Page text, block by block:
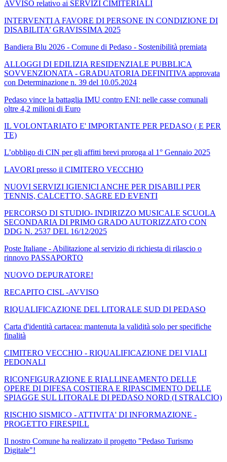
AVVISO relativo ai SERVIZI CIMITERIALI
INTERVENTI A FAVORE DI PERSONE IN CONDIZIONE DI
DISABILITA’ GRAVISSIMA 2025
Bandiera Blu 2026 - Comune di Pedaso - Sostenibilità premiata
ALLOGGI DI EDILIZIA RESIDENZIALE PUBBLICA
SOVVENZIONATA - GRADUATORIA DEFINITIVA approvata
con Determinazione n. 39 del 10.05.2024
Pedaso vince la battaglia IMU contro ENI: nelle casse comunali
oltre 4,2 milioni di Euro
IL VOLONTARIATO E' IMPORTANTE PER PEDASO ( E PER
TE)
L’obbligo di CIN per gli affitti brevi proroga al 1° Gennaio 2025
LAVORI presso il CIMITERO VECCHIO
NUOVI SERVIZI IGIENICI ANCHE PER DISABILI PER
TENNIS, CALCETTO, SAGRE ED EVENTI
PERCORSO DI STUDIO- INDIRIZZO MUSICALE SCUOLA
SECONDARIA DI PRIMO GRADO AUTORIZZATO CON
DDG N. 2537 DEL 16/12/2025
Poste Italiane - Abilitazione al servizio di richiesta di rilascio o
rinnovo PASSAPORTO
NUOVO DEPURATORE!
RECAPITO CISL -AVVISO
RIQUALIFICAZIONE DEL LITORALE SUD DI PEDASO
Carta d'identità cartacea: mantenuta la validità solo per specifiche
finalità
CIMITERO VECCHIO - RIQUALIFICAZIONE DEI VIALI
PEDONALI
RICONFIGURAZIONE E RIALLINEAMENTO DELLE
OPERE DI DIFESA COSTIERA E RIPASCIMENTO DELLE
SPIAGGE SUL LITORALE DI PEDASO NORD (I STRALCIO)
RISCHIO SISMICO - ATTIVITA' DI INFORMAZIONE -
PROGETTO FIRESPILL
Il nostro Comune ha realizzato il progetto "Pedaso Turismo
Digitale"!